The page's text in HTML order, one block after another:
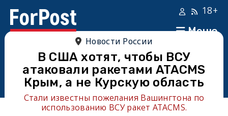
Меню
18+
Новости России
В США хотят, чтобы ВСУ
атаковали ракетами ATACMS
Крым, а не Курскую область
Стали известны пожелания Вашингтона по
использованию ВСУ ракет ATACMS.